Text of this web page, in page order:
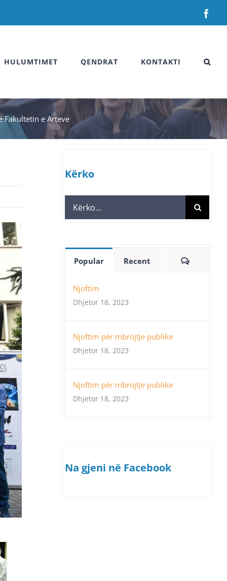
HULUMTIMET QENDRAT KONTAKTI
Fakultetin e Arteve
Kërko
Search
for:
Popular Recent
Njoftim
Dhjetor 18, 2023
Njoftim për mbrojtje publike
Dhjetor 18, 2023
Njoftim për mbrojtje publike
Dhjetor 18, 2023
Na gjeni në Facebook